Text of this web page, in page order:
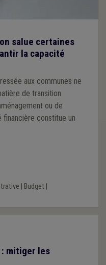
salue certaines
la capacité
aux communes ne
de transition
ou de
financière constitue un
Budget|
mitiger les